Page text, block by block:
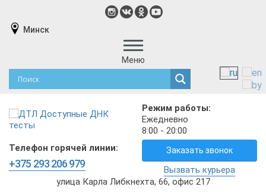
Минск
Меню
Режим работы:
Ежедневно
8:00 - 20:00
Телефон горячей линии:
+375 293 206 979
Заказать звонок
Вызвать курьера
улица Карла Либкнехта, 66, офис 217